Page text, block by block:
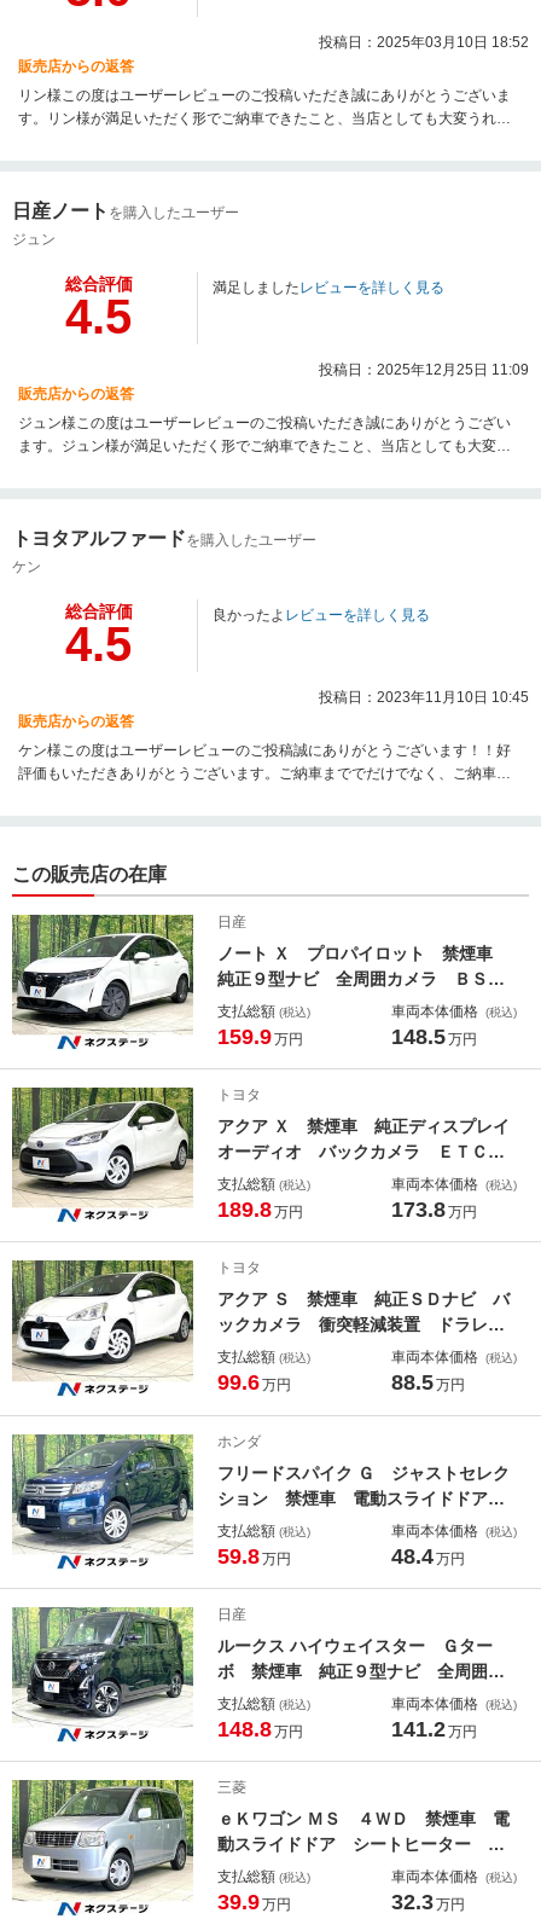
投稿日：2025年03月10日 18:52
販売店からの返答
リン様この度はユーザーレビューのご投稿いただき誠にありがとうございま
す。リン様が満足いただく形でご納車できたこと、当店としても大変うれし
ますが、この度は数ある自動車販売店の中からネクステージ仙台利府店をお
いたします。
日産ノート を購入したユーザー
ジュン
総合評価
4.5
満足しましたレビューを詳しく見る
投稿日：2025年12月25日 11:09
販売店からの返答
ジュン様この度はユーザーレビューのご投稿いただき誠にありがとうござい
ます。ジュン様が満足いただく形でご納車できたこと、当店としても大変う
なりますが、この度は数ある自動車販売店の中からネクステージ仙台利府店
願いいたします。
トヨタアルファードを購入したユーザー
ケン
総合評価
4.5
良かったよ レビューを詳しく見る
投稿日：2023年11月10日 10:45
販売店からの返答
ケン様この度はユーザーレビューのご投稿誠にありがとうございます！！好
評価もいただきありがとうございます。ご納車まででだけでなく、ご納車後
ます。まずは一か月後点検の際にまたお会いできることスタッフ一同心より
らネクステージ仙台利府店でのお車のご購入誠にありがとうございました。
今後とも末永く宜しくお願い致します。
この販売店の在庫
日産
ノート Ｘ プロパイロット 禁煙車
純正９型ナビ 全周囲カメラ ＢＳ
Ｍ ドラレコ ＥＴＣ 寒冷地 衝突
軽減装置 シートヒーター ハンドル
ｔｈ
支払総額 (税込)
159.9万円
車両本体価格 (税込)
148.5万円
トヨタ
アクア Ｘ 禁煙車 純正ディスプレイ
オーディオ バックカメラ ＥＴＣ
ドラレコ 衝突軽減装置 レーダーク
ルーズ Ｂｌｕｅｔｏｏｔｈ ＡＣ１
支払総額 (税込)
189.8万円
車両本体価格 (税込)
173.8万円
トヨタ
アクア Ｓ 禁煙車 純正ＳＤナビ バ
ックカメラ 衝突軽減装置 ドラレ
コ スマートキー ＥＴＣ オートラ
イト オートエアコン オートハイビ
ガラス
支払総額 (税込)
99.6万円
車両本体価格 (税込)
88.5万円
ホンダ
フリードスパイク Ｇ ジャストセレク
ション 禁煙車 電動スライドドア
純正ＳＤナビ バックカメラ 寒冷地
仕様 ＨＩＤヘッド ＥＴＣ オート
ライバシーガラス
支払総額 (税込)
59.8万円
車両本体価格 (税込)
48.4万円
日産
ルークス ハイウェイスター Ｇター
ボ 禁煙車 純正９型ナビ 全周囲カ
メラ ドラレコ ＥＴＣ 衝突軽減装
置 両側電動ドア ＣＤ／ＤＶＤ／フ
ＥＤヘッド フォグ オートライト
支払総額 (税込)
148.8万円
車両本体価格 (税込)
141.2万円
三菱
ｅＫワゴン ＭＳ ４ＷＤ 禁煙車 電
動スライドドア シートヒーター キ
ーレス オーディオ 電動格納ミラ
ー アームレスト 盗難防止装置 プ
支払総額 (税込)
39.9万円
車両本体価格 (税込)
32.3万円